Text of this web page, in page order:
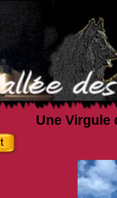
Une Virgule